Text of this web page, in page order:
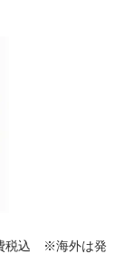
税込 ※海外は発